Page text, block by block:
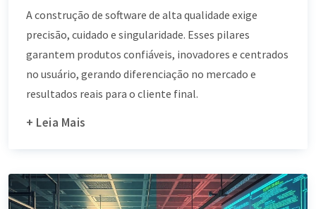
A construção de software de alta qualidade exige
precisão, cuidado e singularidade. Esses pilares
garantem produtos confiáveis, inovadores e centrados
no usuário, gerando diferenciação no mercado e
resultados reais para o cliente final.
+ Leia Mais